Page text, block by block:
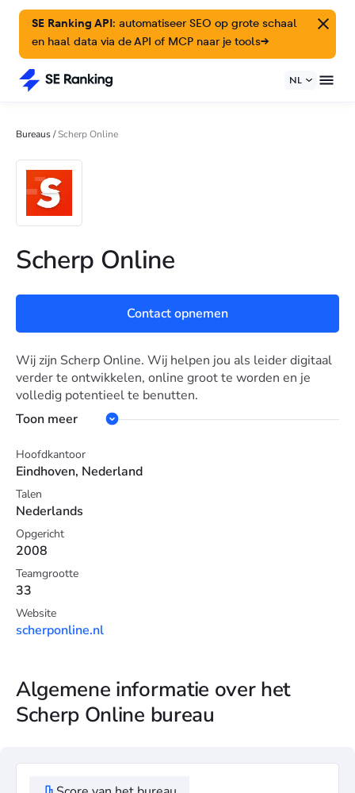
SE Ranking API: automatiseer SEO op grote schaal
en haal data via de API of MCP naar je tools→
NL
Bureaus/Scherp Online
Scherp Online
Contact opnemen
Wij zijn Scherp Online. Wij helpen jou als leider digitaal
verder te ontwikkelen, online groot te worden en je
volledig potentieel te benutten.
Toon meer
Hoofdkantoor
Eindhoven, Nederland
Talen
Nederlands
Opgericht
2008
Teamgrootte
33
Website
scherponline.nl
Algemene informatie over het
Scherp Online bureau